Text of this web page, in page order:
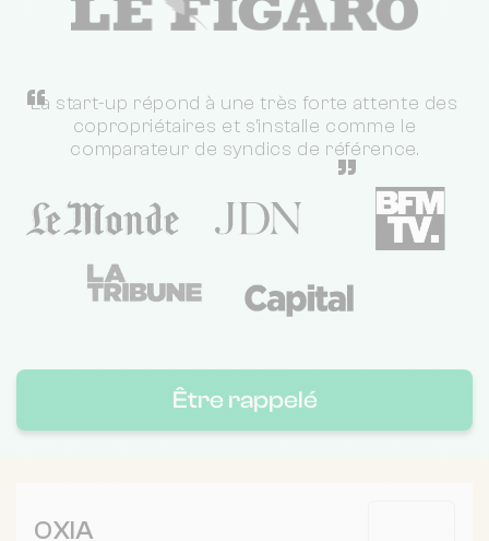
“
La start-up répond à une très forte attente des
copropriétaires et s'installe comme le
comparateur de syndics de référence.
”
Être rappelé
OXIA